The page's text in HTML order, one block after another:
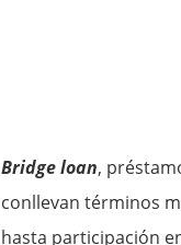
Bridge loan,
conllevan términos
hasta participación